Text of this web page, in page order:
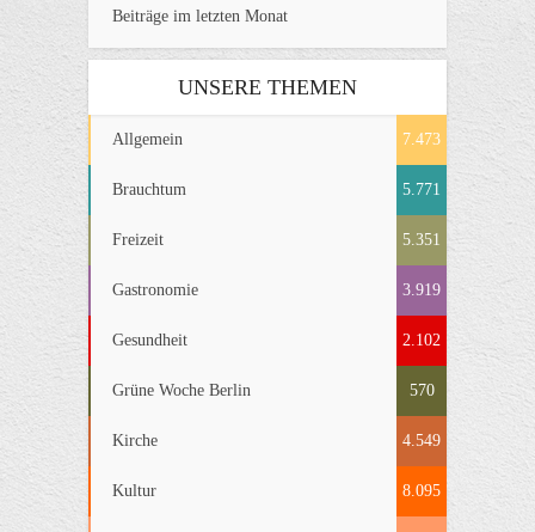
Beiträge im letzten Monat
UNSERE THEMEN
Allgemein 7.473
Brauchtum 5.771
Freizeit 5.351
Gastronomie 3.919
Gesundheit 2.102
Grüne Woche Berlin 570
Kirche 4.549
Kultur 8.095